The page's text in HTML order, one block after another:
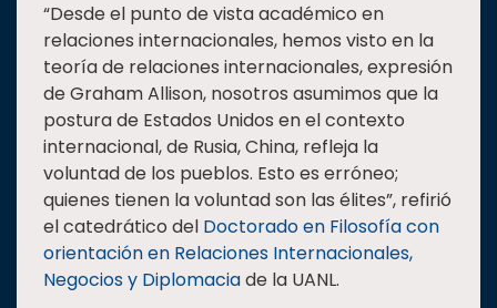
“Desde el punto de vista académico en
relaciones internacionales, hemos visto en la
teoría de relaciones internacionales, expresión
de Graham Allison, nosotros asumimos que la
postura de Estados Unidos en el contexto
internacional, de Rusia, China, refleja la
voluntad de los pueblos. Esto es erróneo;
quienes tienen la voluntad son las élites”, refirió
el catedrático del Doctorado en Filosofía con
orientación en Relaciones Internacionales,
Negocios y Diplomaciade la UANL.